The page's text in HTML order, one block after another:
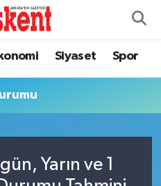
Siyaset Spor
Yarın ve 1